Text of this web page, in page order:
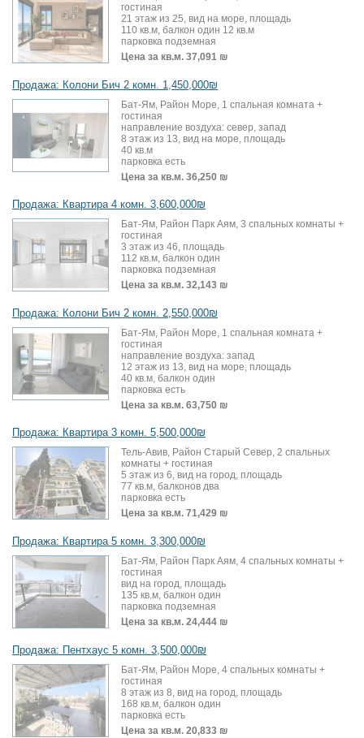
гостиная
21 этаж из 25, вид на море, площадь
110 кв.м, балкон один 12 кв.м
парковка подземная
Цена за кв.м. 37,091 ₪
Продажа: Колони Бич 2 комн. 1,450,000₪
Бат-Ям, Район Море, 1 спальная комната +
гостиная
направление воздуха: север, запад
8 этаж из 13, вид на море, площадь
40 кв.м
парковка есть
Цена за кв.м. 36,250 ₪
Продажа: Квартира 4 комн. 3,600,000₪
Бат-Ям, Район Парк Аям, 3 спальных комнаты +
гостиная
3 этаж из 46, площадь
112 кв.м, балкон один
парковка подземная
Цена за кв.м. 32,143 ₪
Продажа: Колони Бич 2 комн. 2,550,000₪
Бат-Ям, Район Море, 1 спальная комната +
гостиная
направление воздуха: запад
12 этаж из 13, вид на море, площадь
40 кв.м, балкон один
парковка есть
Цена за кв.м. 63,750 ₪
Продажа: Квартира 3 комн. 5,500,000₪
Тель-Авив, Район Старый Север, 2 спальных
комнаты + гостиная
5 этаж из 6, вид на город, площадь
77 кв.м, балконов два
парковка есть
Цена за кв.м. 71,429 ₪
Продажа: Квартира 5 комн. 3,300,000₪
Бат-Ям, Район Парк Аям, 4 спальных комнаты +
гостиная
вид на город, площадь
135 кв.м, балкон один
парковка подземная
Цена за кв.м. 24,444 ₪
Продажа: Пентхаус 5 комн. 3,500,000₪
Бат-Ям, Район Море, 4 спальных комнаты +
гостиная
8 этаж из 8, вид на город, площадь
168 кв.м, балкон один
парковка есть
Цена за кв.м. 20,833 ₪